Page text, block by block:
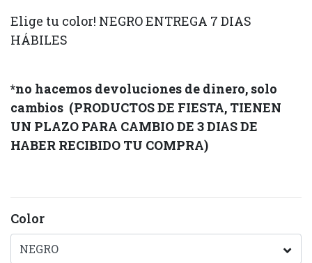
Elige tu color! NEGRO ENTREGA 7 DIAS
HÁBILES
*no hacemos devoluciones de dinero, solo
cambios (PRODUCTOS DE FIESTA, TIENEN
UN PLAZO PARA CAMBIO DE 3 DIAS DE
HABER RECIBIDO TU COMPRA)
Color